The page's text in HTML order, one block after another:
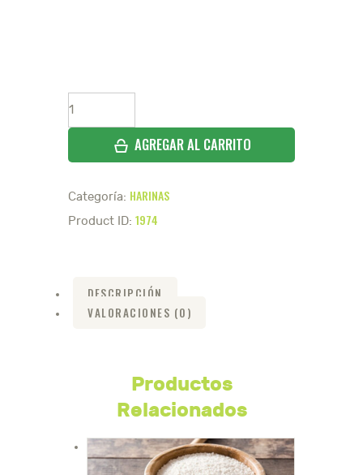
de
almendras
cantidad
Categoría: HARINAS
Product ID: 1974
DESCRIPCIÓN
VALORACIONES (0)
Productos
Relacionados